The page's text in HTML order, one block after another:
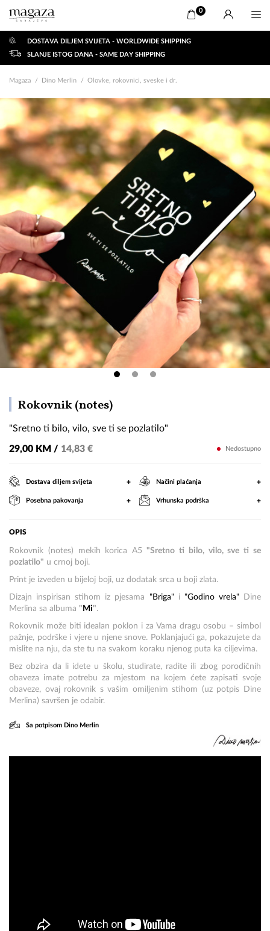
0
DOSTAVA DILJEM SVIJETA - WORLDWIDE SHIPPING
SLANJE ISTOG DANA - SAME DAY SHIPPING
Magaza Dino Merlin Olovke, rokovnici, sveske i dr.
Rokovnik (notes)"Sretno
bilo,
sve
pozlatilo"
"Sretno ti bilo, vilo, sve ti se pozlatilo"
29,00 KM / 14,83 € Nedostupno
Dostava diljem svijeta + Načini plaćanja +
Posebna pakovanja + Vrhunska podrška +
OPIS
Rokovnik (notes) mekih korica A5 "Sretno ti bilo, vilo, sve ti se
pozlatilo" u crnoj boji.
Print je izveden u bijeloj boji, uz dodatak srca u boji zlata.
Dizajn inspirisan stihom iz pjesama "Briga"i "Godino vrela"Dine
Merlina sa albuma " Mi".
Rokovnik može biti idealan poklon i za Vama dragu osobu – simbol
pažnje, podrške i vjere u njene snove. Poklanjajući ga, pokazujete da
mislite na nju, da ste tu na svakom koraku njenog puta ka ciljevima.
Bez obzira da li idete u školu, studirate, radite ili zbog porodičnih
obaveza imate potrebu za mjestom na kojem ćete zapisati svoje
obaveze, ovaj rokovnik s vašim omiljenim stihom (uz potpis Dine
Merlina) savršen je odabir.
Sa potpisom Dino Merlin